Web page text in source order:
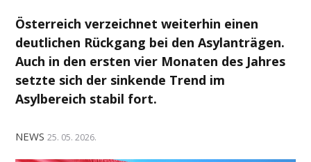
Österreich verzeichnet weiterhin einen
deutlichen Rückgang bei den Asylanträgen.
Auch in den ersten vier Monaten des Jahres
setzte sich der sinkende Trend im
Asylbereich stabil fort.
NEWS 25. 05. 2026.